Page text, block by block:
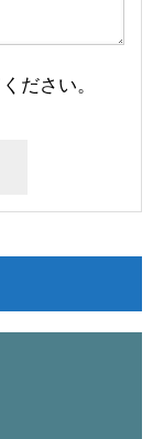
ださい。